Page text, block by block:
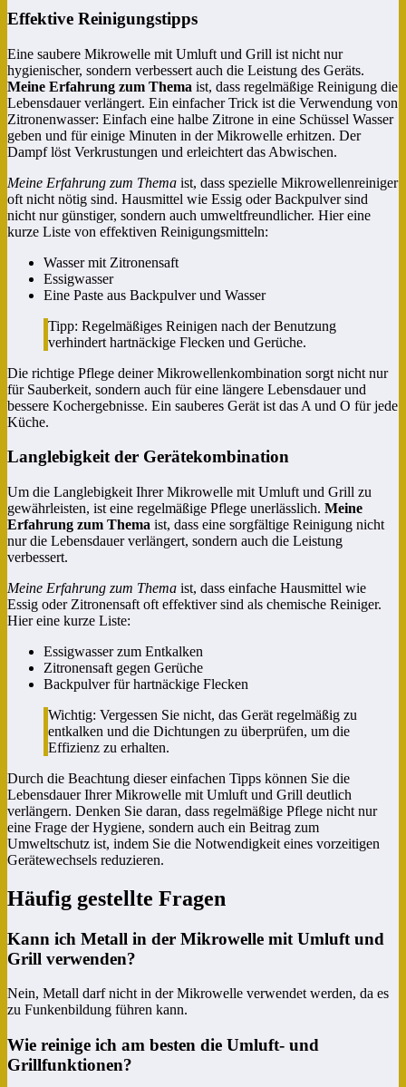
Effektive Reinigungstipps
Eine saubere Mikrowelle mit Umluft und Grill ist nicht nur
hygienischer, sondern verbessert auch die Leistung des Geräts.
Meine Erfahrung zum Thema ist, dass regelmäßige Reinigung die
Lebensdauer verlängert. Ein einfacher Trick ist die Verwendung von
Zitronenwasser: Einfach eine halbe Zitrone in eine Schüssel Wasser
geben und für einige Minuten in der Mikrowelle erhitzen. Der
Dampf löst Verkrustungen und erleichtert das Abwischen.
Meine Erfahrung zum Thema ist, dass spezielle Mikrowellenreiniger
oft nicht nötig sind. Hausmittel wie Essig oder Backpulver sind
nicht nur günstiger, sondern auch umweltfreundlicher. Hier eine
kurze Liste von effektiven Reinigungsmitteln:
Wasser mit Zitronensaft
Essigwasser
Eine Paste aus Backpulver und Wasser
Tipp: Regelmäßiges Reinigen nach der Benutzung
verhindert hartnäckige Flecken und Gerüche.
Die richtige Pflege deiner Mikrowellenkombination sorgt nicht nur
für Sauberkeit, sondern auch für eine längere Lebensdauer und
bessere Kochergebnisse. Ein sauberes Gerät ist das A und O für jede
Küche.
Langlebigkeit der Gerätekombination
Um die Langlebigkeit Ihrer Mikrowelle mit Umluft und Grill zu
gewährleisten, ist eine regelmäßige Pflege unerlässlich. Meine
Erfahrung zum Thema ist, dass eine sorgfältige Reinigung nicht
nur die Lebensdauer verlängert, sondern auch die Leistung
verbessert.
Meine Erfahrung zum Thema ist, dass einfache Hausmittel wie
Essig oder Zitronensaft oft effektiver sind als chemische Reiniger.
Hier eine kurze Liste:
Essigwasser zum Entkalken
Zitronensaft gegen Gerüche
Backpulver für hartnäckige Flecken
Wichtig: Vergessen Sie nicht, das Gerät regelmäßig zu
entkalken und die Dichtungen zu überprüfen, um die
Effizienz zu erhalten.
Durch die Beachtung dieser einfachen Tipps können Sie die
Lebensdauer Ihrer Mikrowelle mit Umluft und Grill deutlich
verlängern. Denken Sie daran, dass regelmäßige Pflege nicht nur
eine Frage der Hygiene, sondern auch ein Beitrag zum
Umweltschutz ist, indem Sie die Notwendigkeit eines vorzeitigen
Gerätewechsels reduzieren.
Häufig gestellte Fragen
Kann ich Metall in der Mikrowelle mit Umluft und
Grill verwenden?
Nein, Metall darf nicht in der Mikrowelle verwendet werden, da es
zu Funkenbildung führen kann.
Wie reinige ich am besten die Umluft- und
Grillfunktionen?